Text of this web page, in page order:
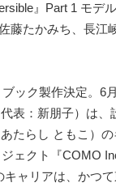
』Part 1 モデ
藤たかみち、長江
ック製作決定。6
表：新朋子）は、
たらし ともこ）
ェクト『COMO
ャリアは、かつ